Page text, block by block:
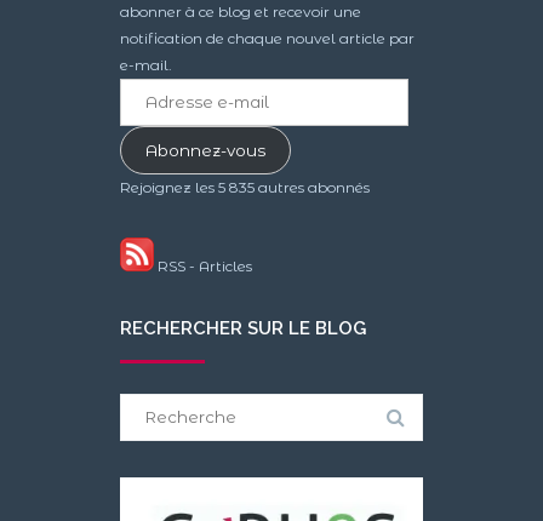
abonner à ce blog et recevoir une
notification de chaque nouvel article par
e-mail.
mailAbonnez-vous
Rejoignez les 5 835 autres abonnés
RSS - Articles
RECHERCHER SUR LE BLOG